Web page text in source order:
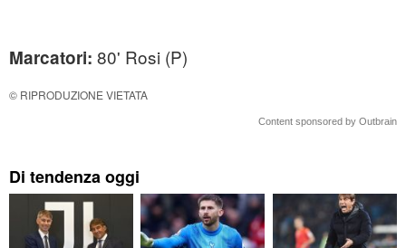
Marcatori: 80' Rosi (P)
© RIPRODUZIONE VIETATA
Content sponsored by Outbrain
Di tendenza oggi